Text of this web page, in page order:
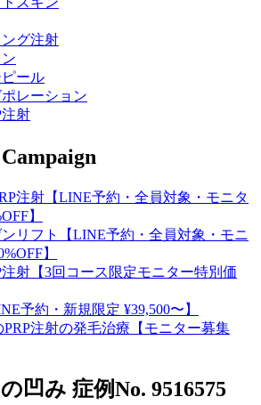
グ注射
ール
レーション
注射
Campaign
凹み 症例No. 9516575